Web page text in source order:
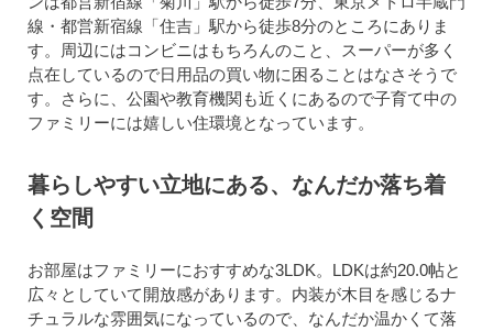
線・都営新宿線「住吉」駅から徒歩8分のところにありま
す。周辺にはコンビニはもちろんのこと、スーパーが多く
点在しているので日用品の買い物に困ることはなさそうで
す。さらに、公園や教育機関も近くにあるので子育て中の
ファミリーには嬉しい住環境となっています。
暮らしやすい立地にある、なんだか落ち着
く空間
お部屋はファミリーにおすすめな3LDK。LDKは約20.0帖と
広々としていて開放感があります。内装が木目を感じるナ
チュラルな雰囲気になっているので、なんだか温かくて落